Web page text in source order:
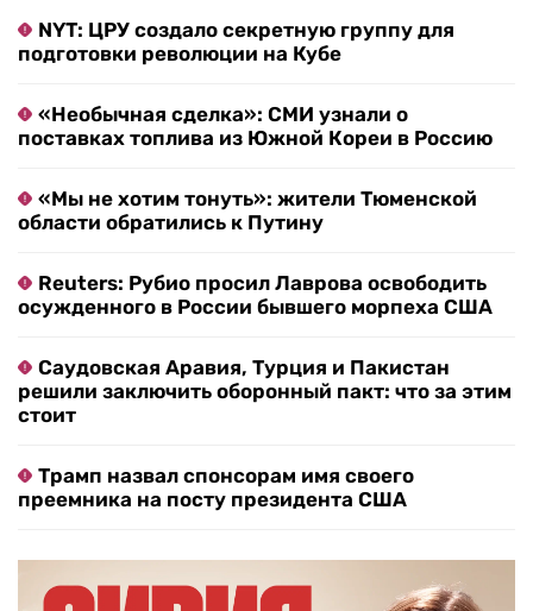
NYT: ЦРУ создало секретную группу для
подготовки революции на Кубе
«Необычная сделка»: СМИ узнали о
поставках топлива из Южной Кореи в Россию
«Мы не хотим тонуть»: жители Тюменской
области обратились к Путину
Reuters: Рубио просил Лаврова освободить
осужденного в России бывшего морпеха США
Саудовская Аравия, Турция и Пакистан
решили заключить оборонный пакт: что за этим
стоит
Трамп назвал спонсорам имя своего
преемника на посту президента США